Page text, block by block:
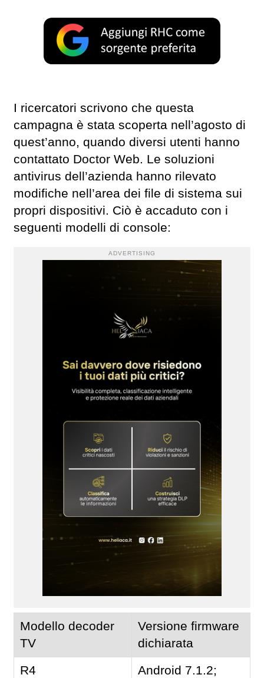
I ricercatori scrivono che questa
campagna è stata scoperta nell’agosto di
quest’anno, quando diversi utenti hanno
contattato Doctor Web. Le soluzioni
antivirus dell’azienda hanno rilevato
modifiche nell’area dei file di sistema sui
propri dispositivi. Ciò è accaduto con i
seguenti modelli di console:
ADVERTISING
Modello decoder
TV
Versione firmware
dichiarata
R4
Android 7.1.2;